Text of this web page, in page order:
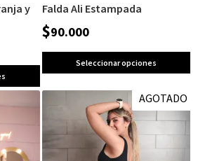
y
Falda Ali Estampada
$90.000
Seleccionar opciones
AGOTADO